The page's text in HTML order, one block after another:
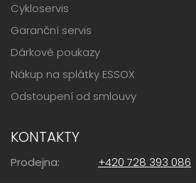
Cykloservis
Garanční servis
Dárkové poukazy
Nákup na splátky ESSOX
Odstoupení od smlouvy
KONTAKTY
Prodejna: +420 728 393 086